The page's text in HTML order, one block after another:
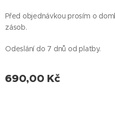
Před objednávkou prosím o
zásob.
Odeslání do 7 dnů od platby.
690,00 Kč